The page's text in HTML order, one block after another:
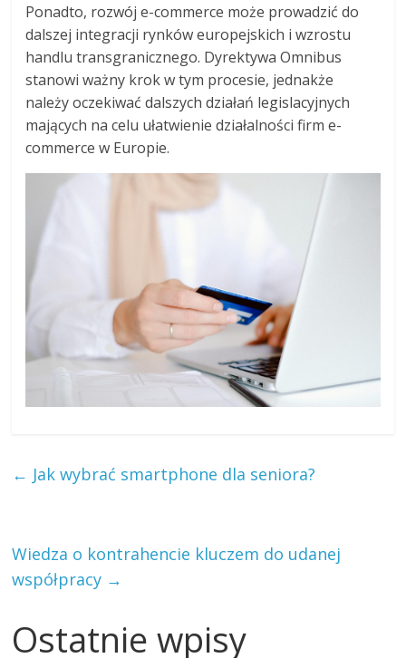
Ponadto, rozwój e-commerce może prowadzić do
dalszej integracji rynków europejskich i wzrostu
handlu transgranicznego. Dyrektywa Omnibus
stanowi ważny krok w tym procesie, jednakże
należy oczekiwać dalszych działań legislacyjnych
mających na celu ułatwienie działalności firm e-
commerce w Europie.
← Jak wybrać smartphone dla seniora?
Wiedza o kontrahencie kluczem do udanej
współpracy →
Ostatnie wpisy